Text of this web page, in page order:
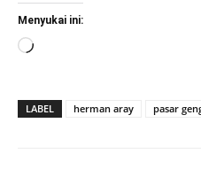
Menyukai ini:
Memuat...
LABEL herman aray pasar